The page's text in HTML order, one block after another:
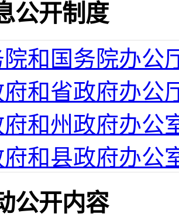
公开制度
院和国务院办公
和省政府办公
和州政府办公
府和县政府办公
公开内容